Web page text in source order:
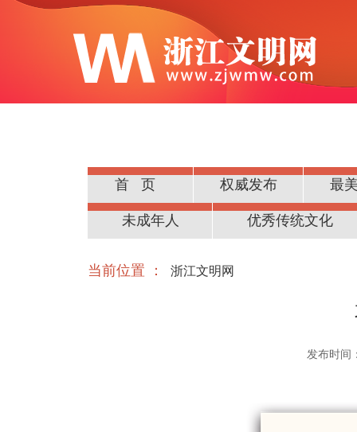
首页 权威发布 最
公民道德
未成年人 优秀传统文化
当前位置 ： 浙江文明网
发布时间